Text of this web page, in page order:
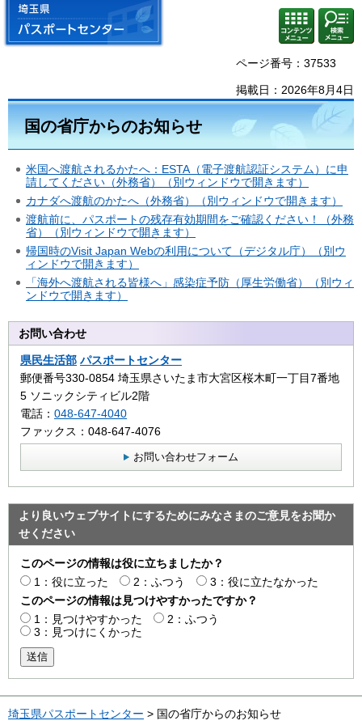
埼玉県 パスポートセンター
コンテ
ンツメ
ニュー
検索・
共通メ
ニュー
ページ番号：37533
掲載日：2026年8月4日
国の省庁からのお知らせ
米国へ渡航されるかたへ：ESTA（電子渡航認証システム）に申
請してください（外務省）（別ウィンドウで開きます）
カナダへ渡航のかたへ（外務省）（別ウィンドウで開きます）
渡航前に、パスポートの残存有効期間をご確認ください！（外務
省）（別ウィンドウで開きます）
帰国時のVisit Japan Webの利用について（デジタル庁）（別ウ
ィンドウで開きます）
「海外へ渡航される皆様へ」感染症予防（厚生労働省）（別ウィ
ンドウで開きます）
お問い合わせ
県民生活部 パスポートセンター
郵便番号330-0854 埼玉県さいたま市大宮区桜木町一丁目7番地
5 ソニックシティビル2階
電話： 048-647-4040
ファックス：048-647-4076
お問い合わせフォーム
より良いウェブサイトにするためにみなさまのご意見をお聞か
せください
このページの情報は役に立ちましたか？
1：役に立った
2：ふつう
3：役に立たなかった
このページの情報は見つけやすかったですか？
1：見つけやすかった
2：ふつう
3：見つけにくかった
送信
埼玉県パスポートセンター > 国の省庁からのお知らせ